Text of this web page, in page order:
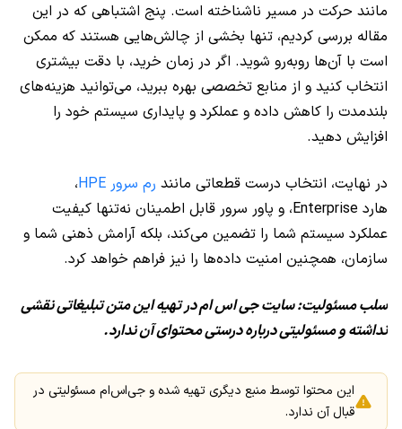
مانند حرکت در مسیر ناشناخته است. پنج اشتباهی که در این
مقاله بررسی کردیم، تنها بخشی از چالش‌هایی هستند که ممکن
است با آن‌ها روبه‌رو شوید. اگر در زمان خرید، با دقت بیشتری
انتخاب کنید و از منابع تخصصی بهره ببرید، می‌توانید هزینه‌های
بلندمدت را کاهش داده و عملکرد و پایداری سیستم خود را
افزایش دهید.
در نهایت، انتخاب درست قطعاتی مانند رم سرور HPE
،
هارد Enterprise، و پاور سرور قابل اطمینان نه‌تنها کیفیت
عملکرد سیستم شما را تضمین می‌کند، بلکه آرامش ذهنی شما و
سازمان، همچنین امنیت داده‌ها را نیز فراهم خواهد کرد.
سلب مسئولیت: سایت جی اس ام در تهیه این متن تبلیغاتی نقشی
نداشته و مسئولیتی درباره درستی محتوای آن ندارد.
این محتوا توسط منبع دیگری تهیه شده و جی‌اس‌ام مسئولیتی در
قبال آن ندارد.